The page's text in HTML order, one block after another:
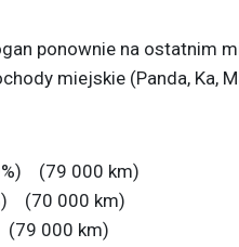
ponownie na ostatnim
miejskie (Panda, Ka,
(79 000 km)
(70 000 km)
000 km)